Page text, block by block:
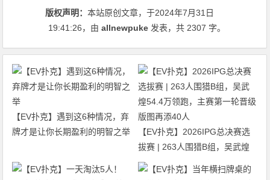
版权声明：本站原创文章，于2024年7月31日
19:41:26，由allnewpuke 发表，共 2307 字。
【EV扑克】遇到这6种情况，弃
牌才是让你长期盈利的明智之举
【EV扑克】2026IPG总决赛选
拔赛 | 263人围猎B组，吴武煌
54.4万领跑，主赛第一轮晋级版